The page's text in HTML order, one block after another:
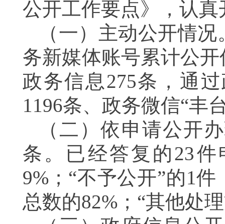
公开工作要点》，认
（一）主动公开情况
务新媒体账号累计公开
政务信息275条，通
1196条、政务微信“丰
（二）依申请公开
条 。 已经答复的23件
9%； “不予公开”的1件
总数的82%；“其他处